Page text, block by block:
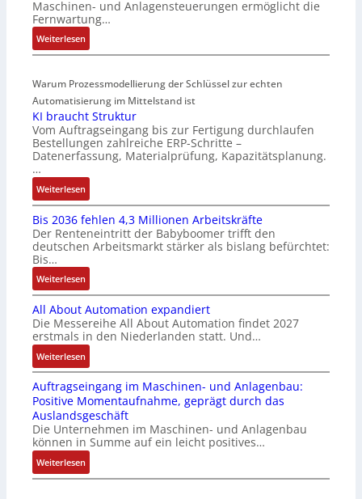
t
e
g
r
t
i
o
n
i
F
a
n
u
c
C
-
S
y
t
e
m
e
Z
e
r
t
f
i
z
i
e
u
n
b
e
ä
t
i
g
R
e
i
f
e
g
a
k
t
s
t
r
t
f
ü
r
m
u
l
t
i
v
r
i
b
l
e
S
e
u
e
r
u
n
Maschinen- und Anlagensteuerungen ermöglicht die
Fernwartung…
Weiterlesen:
D
a
h
t
l
o
s
e
I
n
t
e
g
r
a
t
i
o
n
v
o
n
A
G
V
u
n
d
Warum Prozessmodellierung der Schlüssel zur echten
Automatisierung im Mittelstand ist
KI braucht Struktur
Vom Auftragseingang bis zur Fertigung durchlaufen
Bestellungen zahlreiche ERP-Schritte –
Datenerfassung, Materialprüfung, Kapazitätsplanung.
…
Weiterlesen:
K
I
b
r
a
u
c
h
t
S
t
r
u
k
t
u
r
Bis 2036 fehlen 4,3 Millionen Arbeitskräfte
Der Renteneintritt der Babyboomer trifft den
deutschen Arbeitsmarkt stärker als bislang befürchtet:
Bis…
Weiterlesen:
B
i
s
2
0
3
6
f
e
h
l
e
n
All About Automation expandiert
Die Messereihe All About Automation findet 2027
erstmals in den Niederlanden statt. Und…
Weiterlesen:
A
l
l
A
b
o
u
t
Auftragseingang im Maschinen- und Anlagenbau:
Positive Momentaufnahme, geprägt durch das
Auslandsgeschäft
Die Unternehmen im Maschinen- und Anlagenbau
können in Summe auf ein leicht positives…
Weiterlesen:
A